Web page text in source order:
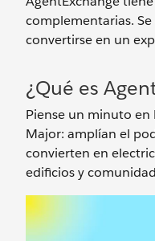
complementarias.
convertirse en un
¿Qué es
Piense un minuto en
Major: amplían el
convierten en
edificios y